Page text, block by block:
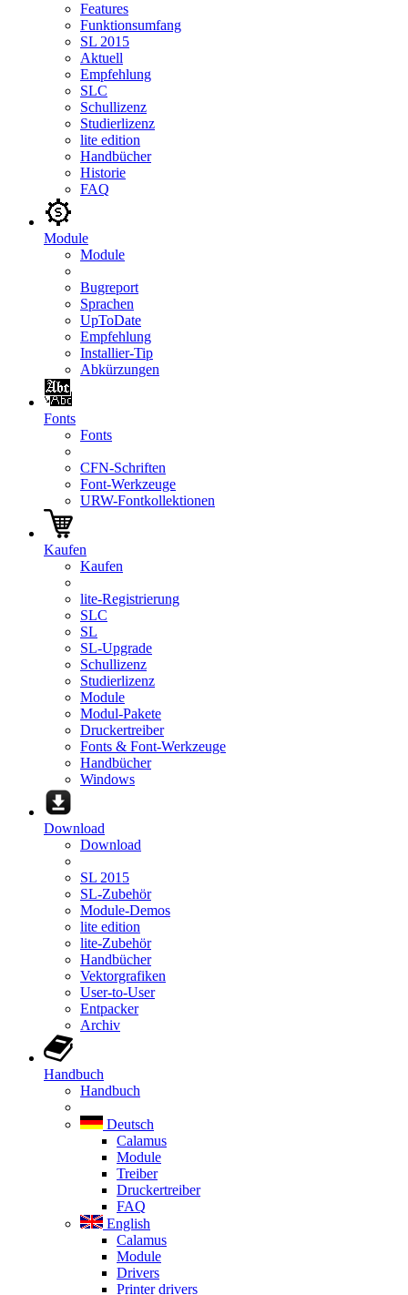
Features
Funktionsumfang
SL 2015
Aktuell
Empfehlung
SLC
Schullizenz
Studierlizenz
lite edition
Handbücher
Historie
FAQ
Module
Module
Bugreport
Sprachen
UpToDate
Empfehlung
Installier-Tip
Abkürzungen
Fonts
Fonts
CFN-Schriften
Font-Werkzeuge
URW-Fontkollektionen
Kaufen
Kaufen
lite-Registrierung
SLC
SL
SL-Upgrade
Schullizenz
Studierlizenz
Module
Modul-Pakete
Druckertreiber
Fonts & Font-Werkzeuge
Handbücher
Windows
Download
Download
SL 2015
SL-Zubehör
Module-Demos
lite edition
lite-Zubehör
Handbücher
Vektorgrafiken
User-to-User
Entpacker
Archiv
Handbuch
Handbuch
Deutsch
Calamus
Module
Treiber
Druckertreiber
FAQ
English
Calamus
Module
Drivers
Printer drivers